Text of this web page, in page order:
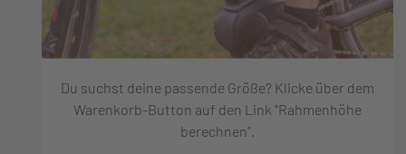
Du suchst deine passende Größe? Klicke über dem
Warenkorb-Button auf den Link "Rahmenhöhe
berechnen".